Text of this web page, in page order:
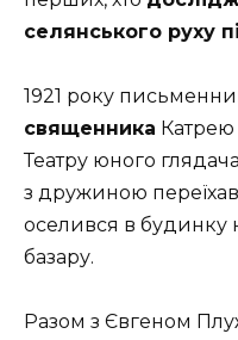
селянського руху
1921 року
священника
Театру юного
з дружиною
оселився в будинку
базару.
Разом з Євгеном